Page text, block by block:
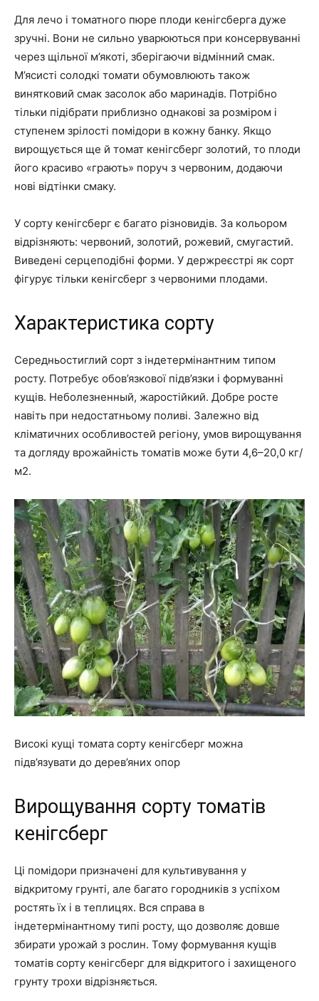
Для лечо і томатного пюре плоди кенігсберга дуже
зручні. Вони не сильно уварюються при консервуванні
через щільної м’якоті, зберігаючи відмінний смак.
М’ясисті солодкі томати обумовлюють також
винятковий смак засолок або маринадів. Потрібно
тільки підібрати приблизно однакові за розміром і
ступенем зрілості помідори в кожну банку. Якщо
вирощується ще й томат кенігсберг золотий, то плоди
його красиво «грають» поруч з червоним, додаючи
нові відтінки смаку.
У сорту кенігсберг є багато різновидів. За кольором
відрізняють: червоний, золотий, рожевий, смугастий.
Виведені серцеподібні форми. У держреєстрі як сорт
фігурує тільки кенігсберг з червоними плодами.
Характеристика сорту
Середньостиглий сорт з індетермінантним типом
росту. Потребує обов’язкової підв’язки і формуванні
кущів. Неболезненный, жаростійкий. Добре росте
навіть при недостатньому поливі. Залежно від
кліматичних особливостей регіону, умов вирощування
та догляду врожайність томатів може бути 4,6–20,0 кг/
м2.
Високі кущі томата сорту кенігсберг можна
підв’язувати до дерев’яних опор
Вирощування сорту томатів
кенігсберг
Ці помідори призначені для культивування у
відкритому грунті, але багато городників з успіхом
ростять їх і в теплицях. Вся справа в
індетермінантному типі росту, що дозволяє довше
збирати урожай з рослин. Тому формування кущів
томатів сорту кенігсберг для відкритого і захищеного
грунту трохи відрізняється.